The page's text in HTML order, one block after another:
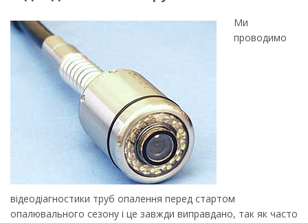
Ми
проводимо
відеодіагностики труб опалення перед стартом
опалювального сезону і це завжди виправдано, так як часто